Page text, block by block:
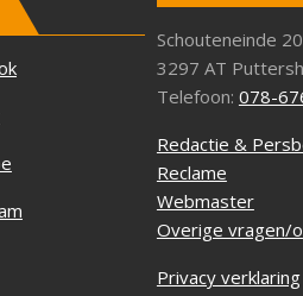
Schouteneinde
3297 AT
Telefoon: 078-
Redactie &
Reclame
Webmaster
Overige vragen/
Privacy verklaring